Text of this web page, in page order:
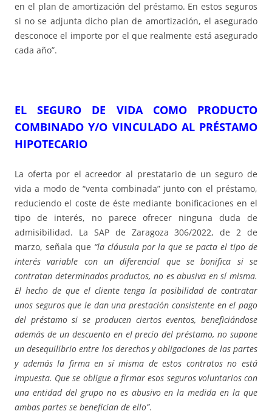
en el plan de amortización del préstamo. En estos seguros
si no se adjunta dicho plan de amortización, el asegurado
desconoce el importe por el que realmente está asegurado
cada año”.
EL SEGURO DE VIDA COMO PRODUCTO
COMBINADO Y/O VINCULADO AL PRÉSTAMO
HIPOTECARIO
La oferta por el acreedor al prestatario de un seguro de
vida a modo de “venta combinada” junto con el préstamo,
reduciendo el coste de éste mediante bonificaciones en el
tipo de interés, no parece ofrecer ninguna duda de
admisibilidad. La SAP de Zaragoza 306/2022, de 2 de
marzo, señala que “la cláusula por la que se pacta el tipo de
interés variable con un diferencial que se bonifica si se
contratan determinados productos, no es abusiva en sí misma.
El hecho de que el cliente tenga la posibilidad de contratar
unos seguros que le dan una prestación consistente en el pago
del préstamo si se producen ciertos eventos, beneficiándose
además de un descuento en el precio del préstamo, no supone
un desequilibrio entre los derechos y obligaciones de las partes
y además la firma en sí misma de estos contratos no está
impuesta. Que se obligue a firmar esos seguros voluntarios con
una entidad del grupo no es abusivo en la medida en la que
ambas partes se benefician de ello”.